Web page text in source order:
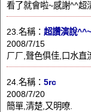
看了就會啦~感謝^^超
23.名稱： 超讚演說^^~
2008/7/15
ㄏㄏ,聲色俱佳,口水直
24.名稱： 5rc
2008/7/20
簡單,清楚,又明嘹.